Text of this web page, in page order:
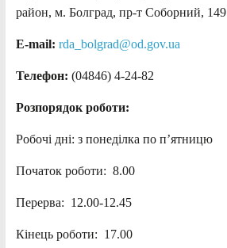
район, м. Болград, пр-т Соборний, 149
E-mail: rda_bolgrad@od.gov.ua
Телефон: (04846) 4-24-82
Розпорядок роботи:
Робочі дні: з понеділка по п’ятницю
Початок роботи: 8.00
Перерва: 12.00-12.45
Кінець роботи: 17.00